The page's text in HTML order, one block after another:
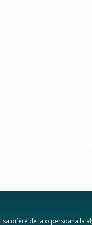
sa difere de la o persoana la